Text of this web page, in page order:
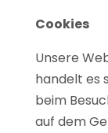
Cookies
Unsere
handelt es
beim
auf dem